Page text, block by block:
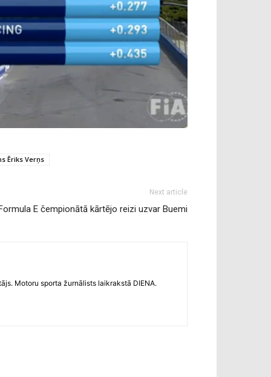
Ēriks Verņs
Next article
E čempionātā kārtējo reizi uzvar Buemi
Motoru sporta žurnālists laikrakstā DIENA.